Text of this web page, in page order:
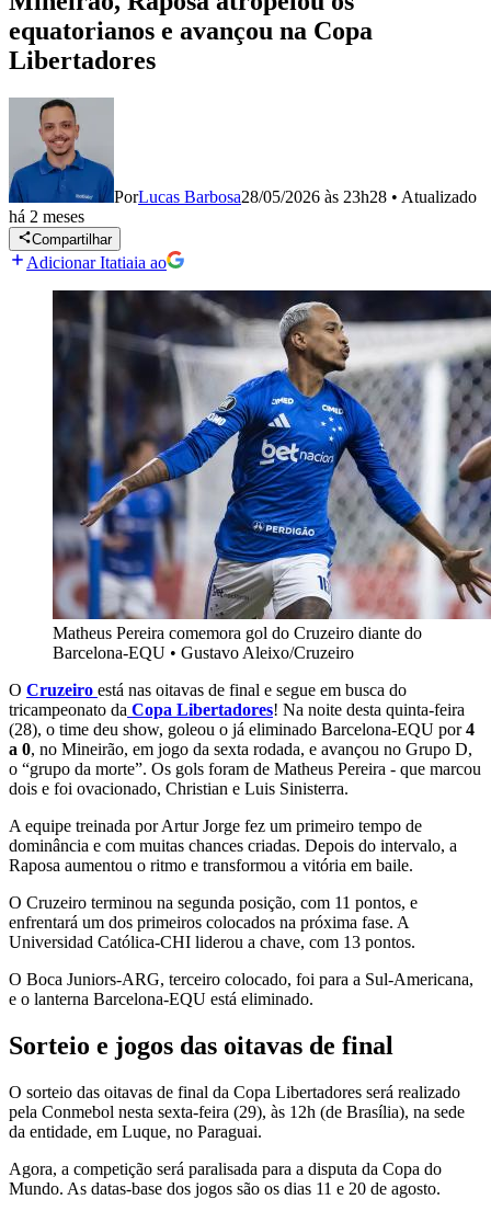
equatorianos e avançou na Copa
Libertadores
PorLucas Barbosa28/05/2026 às 23h28 • Atualizado
há 2 meses
Compartilhar
Adicionar Itatiaia ao
Matheus Pereira comemora gol do Cruzeiro diante do
Barcelona-EQU • Gustavo Aleixo/Cruzeiro
O Cruzeiro está nas oitavas de final e segue em busca do
tricampeonato da Copa Libertadores! Na noite desta quinta-feira
(28), o time deu show, goleou o já eliminado Barcelona-EQU por4
a 0, no Mineirão, em jogo da sexta rodada, e avançou no Grupo D,
o “grupo da morte”. Os gols foram de Matheus Pereira - que marcou
dois e foi ovacionado, Christian e Luis Sinisterra.
A equipe treinada por Artur Jorge fez um primeiro tempo de
dominância e com muitas chances criadas. Depois do intervalo, a
Raposa aumentou o ritmo e transformou a vitória em baile.
O Cruzeiro terminou na segunda posição, com 11 pontos, e
enfrentará um dos primeiros colocados na próxima fase. A
Universidad Católica-CHI liderou a chave, com 13 pontos.
O Boca Juniors-ARG, terceiro colocado, foi para a Sul-Americana,
e o lanterna Barcelona-EQU está eliminado.
Sorteio e jogos das oitavas de final
O sorteio das oitavas de final da Copa Libertadores será realizado
pela Conmebol nesta sexta-feira (29), às 12h (de Brasília), na sede
da entidade, em Luque, no Paraguai.
Agora, a competição será paralisada para a disputa da Copa do
Mundo. As datas-base dos jogos são os dias 11 e 20 de agosto.